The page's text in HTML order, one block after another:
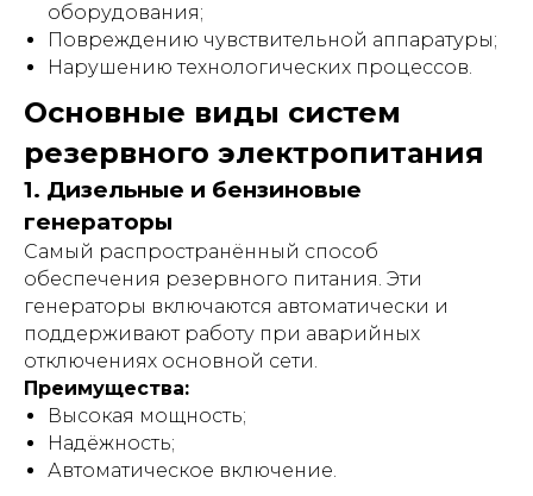
оборудования;
Повреждению чувствительной аппаратуры;
Нарушению технологических процессов.
Основные виды систем
резервного электропитания
1. Дизельные и бензиновые
генераторы
Самый распространённый способ
обеспечения резервного питания. Эти
генераторы включаются автоматически и
поддерживают работу при аварийных
отключениях основной сети.
Преимущества:
Высокая мощность;
Надёжность;
Автоматическое включение.